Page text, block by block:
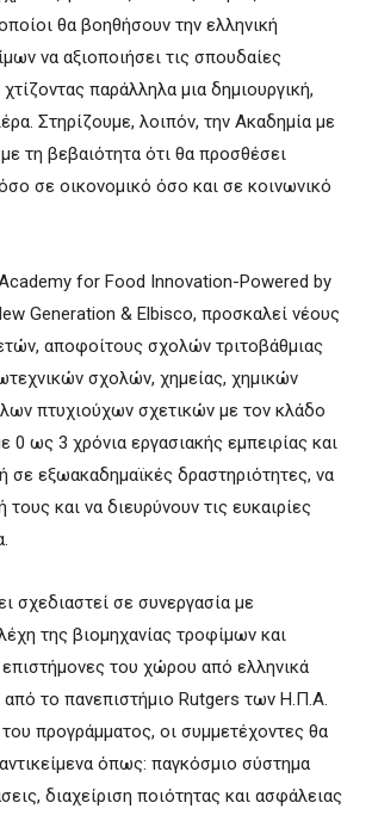
θα βοηθήσουν την ελληνική
να αξιοποιήσει τις σπουδαίες
παράλληλα μια δημιουργική,
Στηρίζουμε, λοιπόν, την Ακαδημία με
τη βεβαιότητα ότι θα προσθέσει
σε οικονομικό όσο και σε κοινωνικό
for Food Innovation-Powered by
Generation & Elbisco, προσκαλεί νέους
αποφοίτους σχολών τριτοβάθμιας
σχολών, χημείας, χημικών
πτυχιούχων σχετικών με τον κλάδο
0 ως 3 χρόνια εργασιακής εμπειρίας και
σε εξωακαδημαϊκές δραστηριότητες, να
τους και να διευρύνουν τις ευκαιρίες
σχεδιαστεί σε συνεργασία με
της βιομηχανίας τροφίμων και
επιστήμονες του χώρου από ελληνικά
από το πανεπιστήμιο Rutgers των Η.Π.Α.
προγράμματος, οι συμμετέχοντες θα
όπως: παγκόσμιο σύστημα
διαχείριση ποιότητας και ασφάλειας